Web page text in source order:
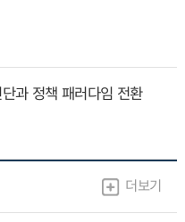
과 정책 패러다임 전환
더보기